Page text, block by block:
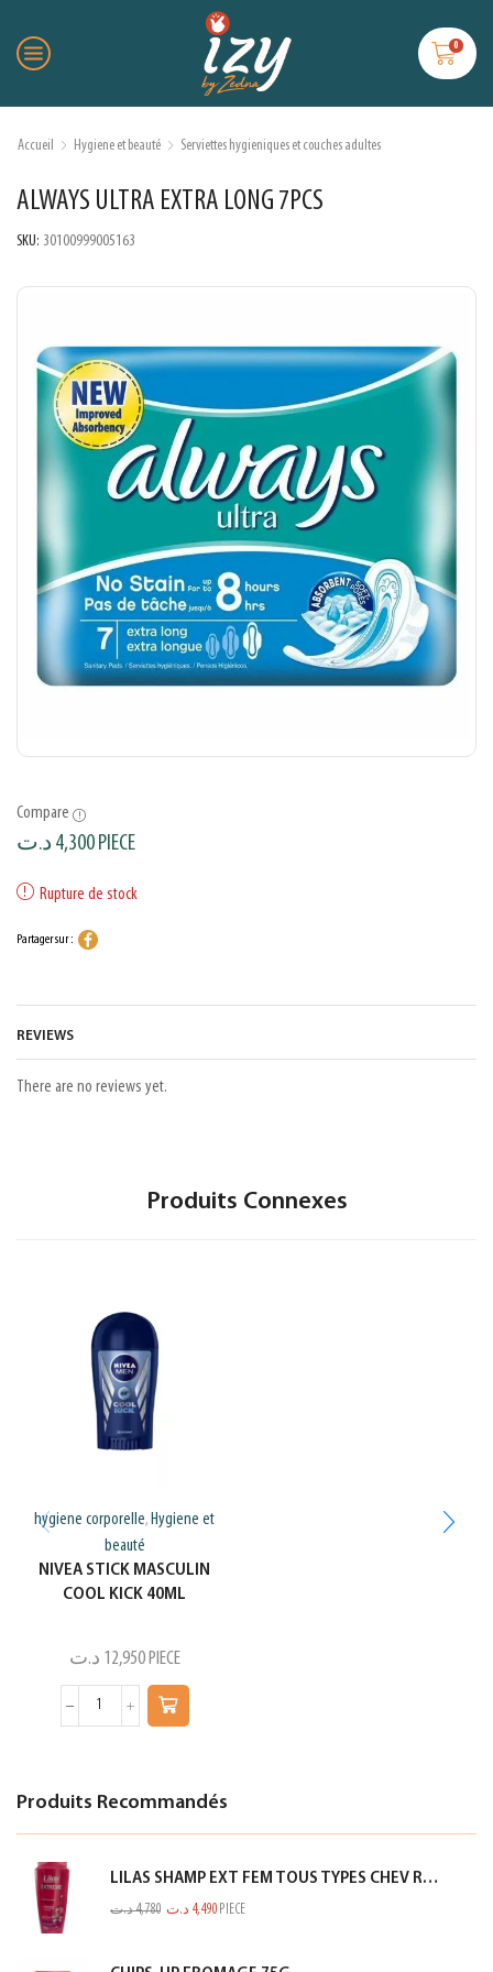
0
Accueil Hygiene et beauté Serviettes hygieniques et couches adultes
ALWAYS ULTRA EXTRA LONG 7PCS
SKU: 30100999005163
Compare
4,300د.ت PIECE
Rupture de stock
Partager sur :
REVIEWS
There are no reviews yet.
Produits Connexes
hygiene corporelle, Hygiene et
beauté
NIVEA STICK MASCULIN
COOL KICK 40ML
12,950 د.ت PIECE
Produits Recommandés
LILAS SHAMP EXT FEM TOUS TYPES CHEV ROSE 350ML
4,780د.ت 4,490 د.ت PIECE